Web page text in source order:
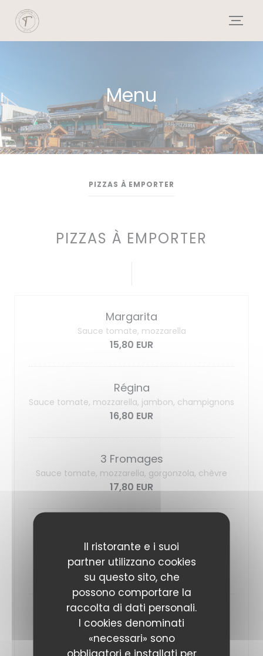
Personalizzazione delle tue scelte sui cookie
Il ristorante e i suoi
partner utilizzano cookies
su questo sito, che
possono comportare la
raccolta di dati personali.
I cookies denominati
«necessari» sono
Menu
PIZZAS À EMPORTER
PIZZAS À EMPORTER
Margarita
Sauce tomate, mozzarella
15,80 EUR
Régina
Sauce tomate, mozzarella, jambon, champignons
16,80 EUR
3 Fromages
Sauce tomate, mozzarella, gorgonzola, chèvre
17,80 EUR
Base crème, mozzarella, chèvre, miel, noix,
roquette
17,80 EUR
4 Saisons
Sauce tomate, mozzarella, poivrons, aubergines
grillées, tomates confites, coeurs d’artichaut